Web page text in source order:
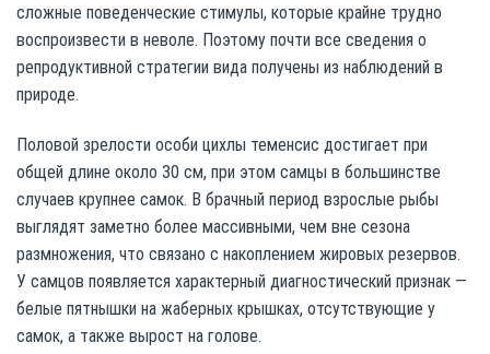
сложные поведенческие стимулы, которые крайне трудно
воспроизвести в неволе. Поэтому почти все сведения о
репродуктивной стратегии вида получены из наблюдений в
природе.
Половой зрелости особи цихлы теменсис достигает при
общей длине около 30 см, при этом самцы в большинстве
случаев крупнее самок. В брачный период взрослые рыбы
выглядят заметно более массивными, чем вне сезона
размножения, что связано с накоплением жировых резервов.
У самцов появляется характерный диагностический признак —
белые пятнышки на жаберных крышках, отсутствующие у
самок, а также вырост на голове.